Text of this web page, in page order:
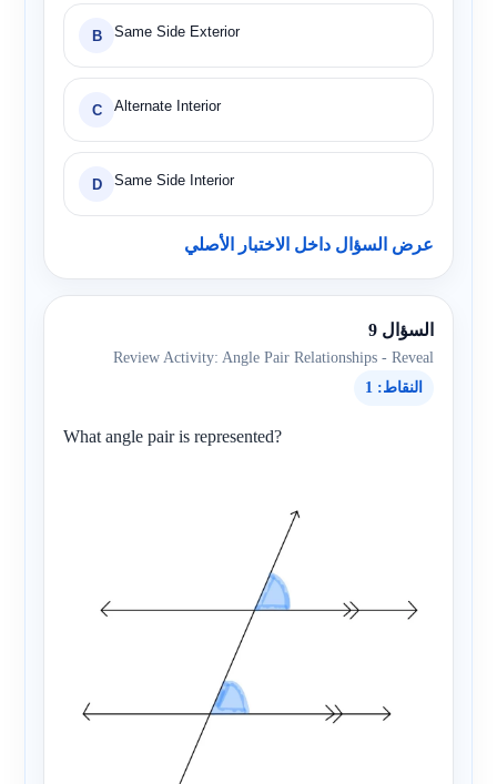
B Same Side Exterior
C Alternate Interior
D Same Side Interior
عرض السؤال داخل الاختبار الأصلي
السؤال 9
Review Activity: Angle Pair Relationships - Reveal
النقاط: 1
What angle pair is represented?